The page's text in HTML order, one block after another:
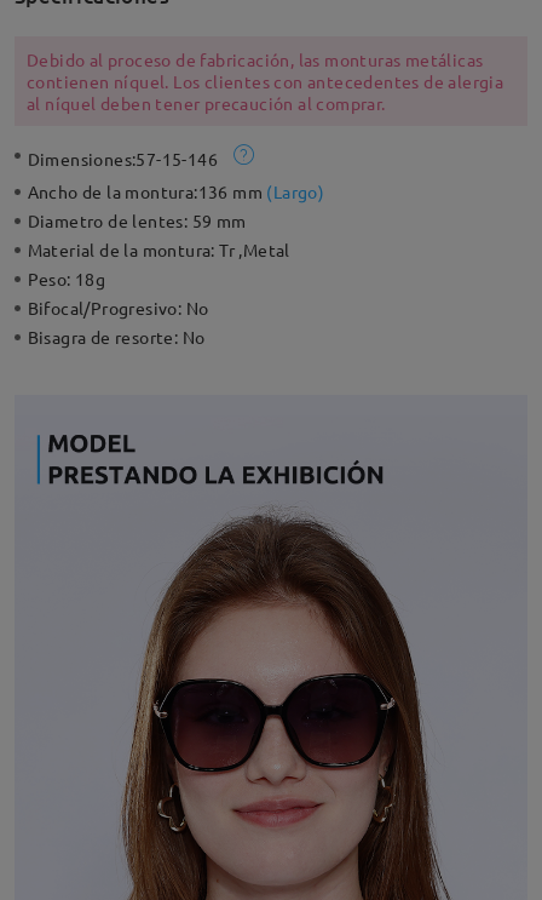
Debido al proceso de fabricación, las monturas metálicas
contienen níquel. Los clientes con antecedentes de alergia
al níquel deben tener precaución al comprar.
Dimensiones:57-15-146
Ancho de la montura:136 mm (Largo)
Diametro de lentes: 59 mm
Material de la montura:Tr ,Metal
Peso: 18g
Bifocal/Progresivo: No
Bisagra de resorte: No